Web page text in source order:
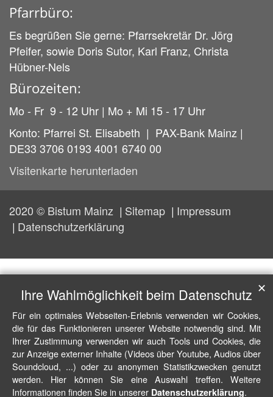
Pfarrbüro:
Es begrüßen Sie gerne: Pfarrsekretär Dr. Jörg
Pfeifer, sowie Doris Sutor, Karl Franz, Christa
Hübner-Nels
Bürozeiten:
Mo - Fr 9 - 12 Uhr | Mo + Mi 15 - 17 Uhr
Konto: Pfarrei St. Elisabeth | PAX-Bank Mainz |
DE33 3706 0193 4001 6740 00
Visitenkarte herunterladen
2020 © Bistum Mainz Sitemap
Impressum
Datenschutzerklärung
Ihre Wahlmöglichkeit beim Datenschutz
Für ein optimales Webseiten-Erlebnis verwenden wir Cookies,
die für das Funktionieren unserer Website notwendig sind. Mit
Ihrer Zustimmung verwenden wir auch Tools und Cookies, die
zur Anzeige externer Inhalte (Videos über Youtube, Audios über
Soundcloud, ...) oder zu anonymen Statistikzwecken genutzt
werden. Hier können Sie eine Auswahl treffen. Weitere
Informationen finden Sie in unserer Datenschutzerklärung.
✕